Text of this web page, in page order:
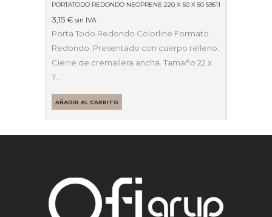
PORTATODO REDONDO NEOPRENE 220 X 50 X 50 59511
3,15 € sin IVA
Porta Todo Redondo Colorline Formato
Redondo. Presentado con cuerpo relleno.
Cierre de cremallera ancha. Tamaño 22 x
7…
AÑADIR AL CARRITO